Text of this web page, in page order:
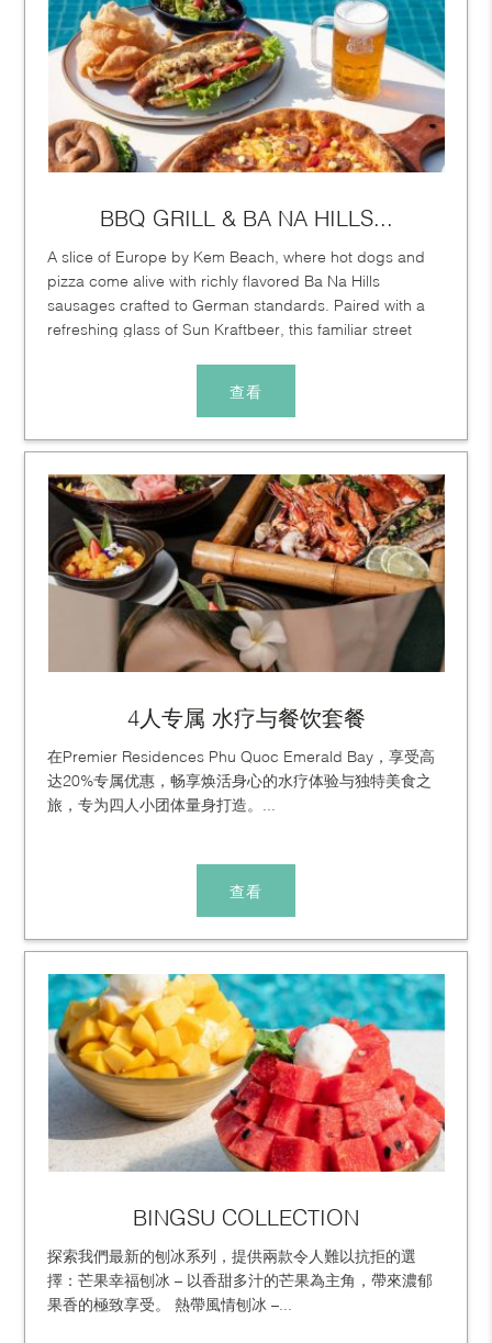
BBQ GRILL & BA NA HILLS...
A slice of Europe by Kem Beach, where hot dogs and
pizza come alive with richly flavored Ba Na Hills
sausages crafted to German standards. Paired with a
refreshing glass of Sun Kraftbeer, this familiar street
查看
4人专属 水疗与餐饮套餐
在Premier Residences Phu Quoc Emerald Bay，享受高
达20%专属优惠，畅享焕活身心的水疗体验与独特美食之
旅，专为四人小团体量身打造。...
查看
BINGSU COLLECTION
探索我們最新的刨冰系列，提供兩款令人難以抗拒的選
擇：芒果幸福刨冰 – 以香甜多汁的芒果為主角，帶來濃郁
果香的極致享受。 熱帶風情刨冰 –...